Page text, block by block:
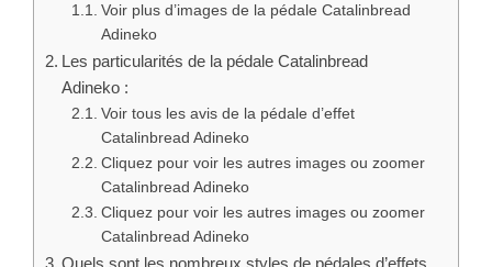
Voir plus d’images de la pédale Catalinbread
Adineko
Les particularités de la pédale Catalinbread
Adineko :
Voir tous les avis de la pédale d’effet
Catalinbread Adineko
Cliquez pour voir les autres images ou zoomer
Catalinbread Adineko
Cliquez pour voir les autres images ou zoomer
Catalinbread Adineko
Quels sont les nombreux styles de pédales d’effets